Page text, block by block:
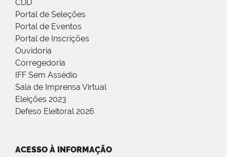
CDD
Portal de Seleções
Portal de Eventos
Portal de Inscrições
Ouvidoria
Corregedoria
IFF Sem Assédio
Sala de Imprensa Virtual
Eleições 2023
Defeso Eleitoral 2026
ACESSO À INFORMAÇÃO